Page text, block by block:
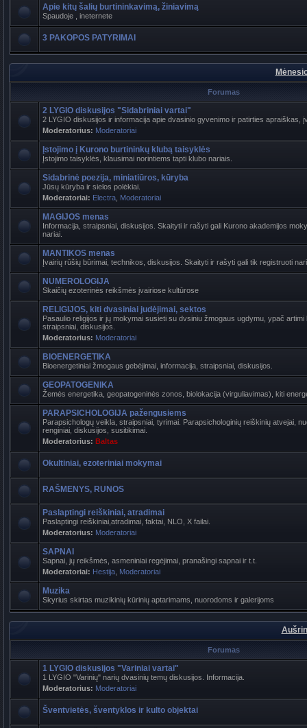
Apie kitų šalių burtininkavimą, žiniavimą
Spaudoje , ineternete
3 PAKOPOS PATYRIMAI
Forumas
2 LYGIO diskusijos "Sidabriniai vartai"
2 LYGIO diskusijos ir informacija apie dvasinio gyvenimo ir patirties apraiškas,
Moderatorius: Moderatoriai
Įstojimo į Kurono burtininkų klubą taisyklės
Įstojimo taisyklės, klausimai norintiems tapti klubo nariais.
Sidabrinė poezija, miniatiūros, kūryba
Jūsų kūryba ir sielos polėkiai.
Moderatoriai: Electra Moderatoriai
MAGIJOS menas
Informacija, straipsniai, diskusijos. Skaityti ir rašyti gali Kurono akademijos
nariai.
MANTIKOS menas
Įvairių rūšių būrimai, technikos, diskusijos. Skaityti ir rašyti gali tik registruoti
NUMEROLOGIJA
Skaičių ezoterinės reikšmės įvairiose kultūrose
RELIGIJOS, kiti dvasiniai judėjimai, sektos
Pasaulio religijos ir jų mokymai susieti su dvsiniu žmogaus ugdymu, ypač
straipsniai, diskusijos.
Moderatorius: Moderatoriai
BIOENERGETIKA
Bioenergetiniai žmogaus gebėjimai, informacija, straipsniai, diskusijos.
GEOPATOGENIKA
Žemės energetika, geopatogeninės zonos, biolokacija (virguliavimas), kiti
PARAPSICHOLOGIJA pažengusiems
Parapsichologų veikla, straipsniai, tyrimai. Parapsichologinių reiškinių atvejai,
renginiai, diskusijos, susitikimai.
Moderatorius: Baltas
Okultiniai, ezoteriniai mokymai
RAŠMENYS, RUNOS
Paslaptingi reiškiniai, atradimai
Paslaptingi reiškiniai,atradimai, faktai, NLO, X failai.
Moderatorius: Moderatoriai
SAPNAI
Sapnai, jų reikšmės, asmeniniai regėjimai, pranašingi sapnai ir t.t.
Moderatoriai: Hestija Moderatoriai
Muzika
Skyrius skirtas muzikinių kūrinių aptarimams, nuorodoms ir galerijoms
Forumas
1 LYGIO diskusijos "Variniai vartai"
1 LYGIO "Varinių" narių dvasinių temų diskusijos. Informacija.
Moderatorius: Moderatoriai
Šventvietės, šventyklos ir kulto objektai